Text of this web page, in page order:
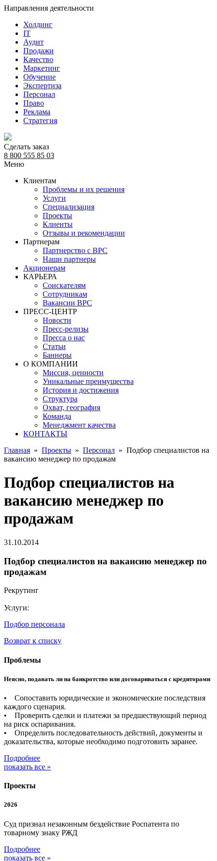
Направления деятельности
Холдинг
IT
Аудит
Продажи
Качество
Маркетинг
Обучение
Экспертиза
Персонал
Право
Реклама
Стратегия
Сделать заказ
8 800 555 85 03
Меню
Клиентам
Проблемы и их решения
Услуги
Специализация
Проекты
Клиенты
Отзывы и рекомендации
Партнерам
Партнерство с BPC
Наши партнеры
Акционерам
КАРЬЕРА
Соискателям
Сотрудникам
Вакансии BPC
ПРЕСС-ЦЕНТР
Новости
Пресс-релизы
Пресса о нас
Статьи
Баннеры
О КОМПАНИИ
Миссия, ценности
Уникальные преимущества
История и достижения
Структура
Охват, география
Команда
Менеджмент качества
КОНТАКТЫ
Главная » Проекты » Персонал » Подбор специалистов на
вакансию менеджер по продажам
Подбор специалистов на
вакансию менеджер по
продажам
31.10.2014
Подбор специалистов на вакансию менеджер по
продажам
Рекрутинг
Услуги:
Подбор персонала
Возврат к списку
Проблемы
Неясно, подавать ли на банкротство или договариваться с кредиторами
• Сопоставить юридические и экономические последствия
каждого сценария.
• Проверить сделки и платежи за предшествующий период
на риск оспаривания.
• Определить последовательность действий, документы и
доказательства, которые необходимо подготовить заранее.
Подробнее
показать все »
Проекты
2026
Суд признал незаконным бездействие Роспатента по
товарному знаку РЖД
Подробнее
показать все »